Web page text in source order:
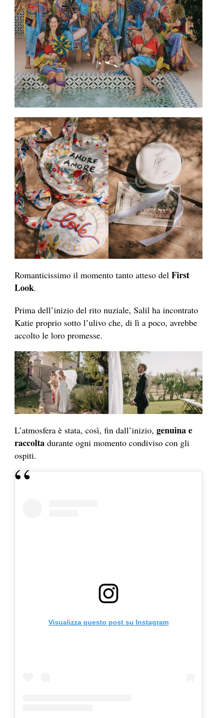
Romanticissimo il momento tanto atteso del First
Look.
Prima dell’inizio del rito nuziale, Salil ha incontrato
Katie proprio sotto l’ulivo che, di lì a poco, avrebbe
accolto le loro promesse.
L’atmosfera è stata, così, fin dall’inizio, genuina e
raccolta durante ogni momento condiviso con gli
ospiti.
Visualizza questo post su Instagram